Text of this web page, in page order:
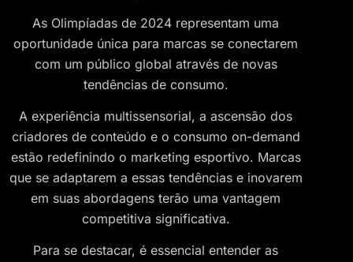
As Olimpíadas de 2024 representam uma
oportunidade única para marcas se conectarem
com um público global através de novas
tendências de consumo.
A experiência multissensorial, a ascensão dos
criadores de conteúdo e o consumo on-demand
estão redefinindo o marketing esportivo. Marcas
que se adaptarem a essas tendências e inovarem
em suas abordagens terão uma vantagem
competitiva significativa.
Para se destacar, é essencial entender as